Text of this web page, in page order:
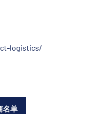
logistics/
名单